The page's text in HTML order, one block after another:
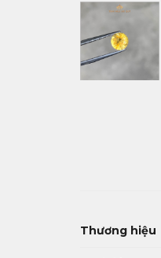
Thương hiệu